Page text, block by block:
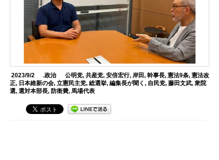
2023/9/2 .政治 公明党, 共産党, 安倍宏行, 岸田, 幹事長, 憲法9条, 憲法改
正, 日本維新の会,立憲民主党,総選挙,編集長が聞く, 自民党,藤田文武,衆院
選,選対本部長, 防衛費,馬場代表